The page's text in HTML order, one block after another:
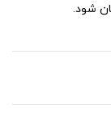
شود.